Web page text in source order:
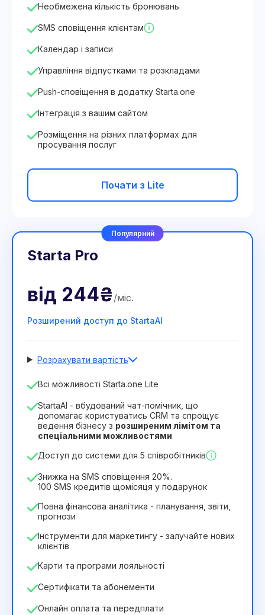
Необмежена кількість бронювань
SMS сповіщення клієнтам
Календар і записи
Управління відпустками та розкладами
Push-сповіщення в додатку Starta.one
Інтеграція з вашим сайтом
Розміщення на різних платформах для
просування послуг
Почати з Lite
Популярний
Starta Pro
від 244₴ /міс.
Розширений доступ до StartaAI
Розрахувати вартість
Кількість співробітників
Тривалість ліцензії
12 Months (знижка -25%) Вигідний
349₴ 244₴ /місяць
Всі можливості Starta.one Lite
StartaAI - вбудований чат-помічник, що
допомагає користуватись CRM та спрощує
ведення бізнесу з розширеним лімітом та
спеціальними можливостями
Доступ до системи для 5 співробітників
Знижка на SMS сповіщення 20%.
100 SMS кредитів щомісяця у подарунок
Повна фінансова аналітика - планування, звіти,
прогнози
Інструменти для маркетингу - залучайте нових
клієнтів
Карти та програми лояльності
Сертифікати та абонементи
Онлайн оплата та передплати